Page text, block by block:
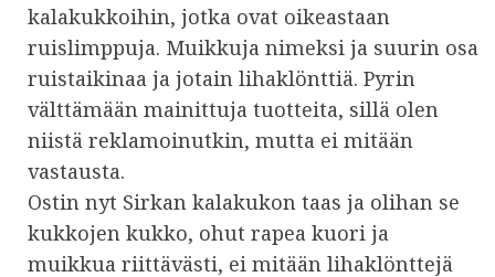
kalakukkoihin, jotka ovat oikeastaan
ruislimppuja. Muikkuja nimeksi ja suurin osa
ruistaikinaa ja jotain lihaklönttiä. Pyrin
välttämään mainittuja tuotteita, sillä olen
niistä reklamoinutkin, mutta ei mitään
vastausta.
Ostin nyt Sirkan kalakukon taas ja olihan se
kukkojen kukko, ohut rapea kuori ja
muikkua riittävästi, ei mitään lihaklönttejä